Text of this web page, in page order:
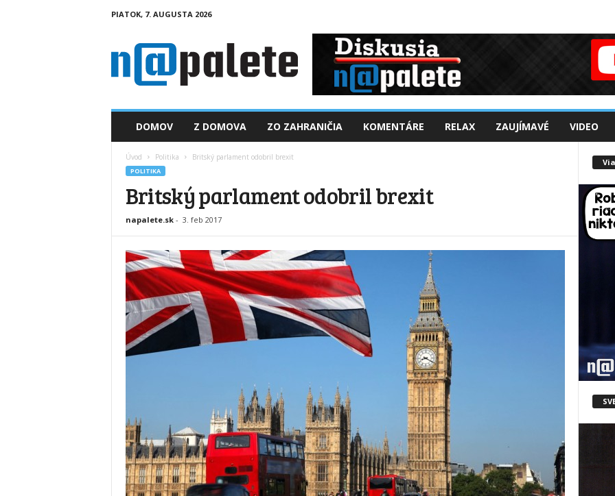
PIATOK, 7. AUGUSTA 2026
a
DOMOV Z DOMOVA ZO ZAHRANIČIA KOMENTÁRE RELAX ZAUJÍMAVÉ VIDEO
Úvod Politika Britský parlament odobril brexit
POLITIKA
Britský parlament odobril brexit
napalete.sk- 3. feb 2017